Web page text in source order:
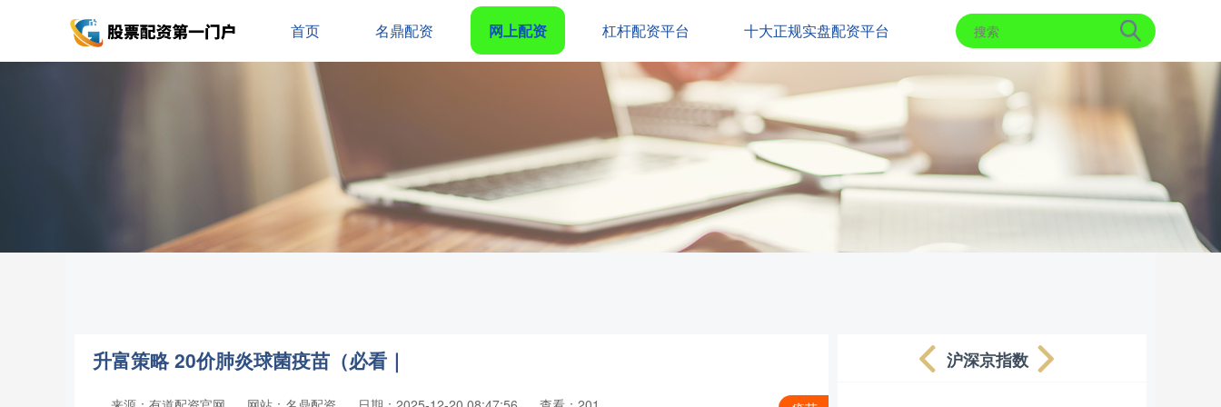
首页 名鼎配资 网上配资 杠杆配资平台 十大正规实盘配资平台
升富策略 20价肺炎球菌疫苗（必看｜ 沪深京指数